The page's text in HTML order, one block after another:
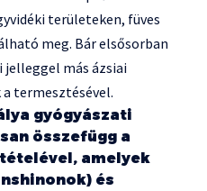
területeken, füves
meg. Bár elsősorban
más ázsiai
termesztésével.
gyógyászati
összefügg a
amelyek
és